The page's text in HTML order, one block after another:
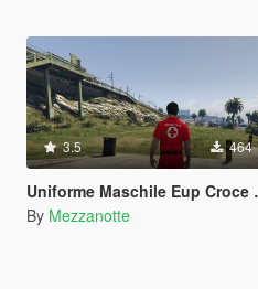
3.5 464
Uniforme Maschile Eup Croce Rossa
By Mezzanotte